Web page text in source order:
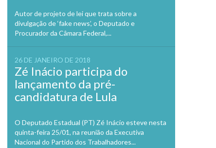
Autor de projeto de lei que trata sobre a
divulgação de ‘fake news’, o Deputado e
Procurador da Câmara Federal,...
26 DE JANEIRO DE 2018
Zé Inácio participa do
lançamento da pré-
candidatura de Lula
O Deputado Estadual (PT) Zé Inácio esteve nesta
quinta-feira 25/01, na reunião da Executiva
Nacional do Partido dos Trabalhadores...